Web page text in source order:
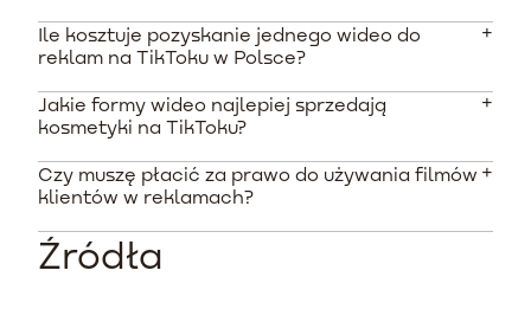
To autentyczne filmy, zdjęcia i recenzje tworzone przez
wysokie zaufanie i potrafią obniżyć koszt kliknięcia w
reklamę o 50%.
Ile kosztuje pozyskanie jednego wideo do
reklam na TikToku w Polsce?
Koszty różnią się w zależności od modelu współpracy.
wideo zaczynają się od około 23 EUR, natomiast
pakiety agencyjne to koszt od 1999 PLN w górę.
Jakie formy wideo najlepiej sprzedają
kosmetyki na TikToku?
Najlepiej sprawdzają się formaty pokazujące realny
makijażu oraz filmy skupione na teksturze produktu i
jego aplikacji na skórę.
Czy muszę płacić za prawo do używania filmów
klientów w reklamach?
Zawsze musisz posiadać uregulowane prawa autorskie
Źródła